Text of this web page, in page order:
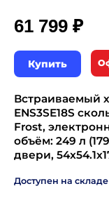
61 799 ₽
Купить
Встраиваемый
ENS3SE18S
Frost,
объём: 249 л
двери,
Доступен на складе